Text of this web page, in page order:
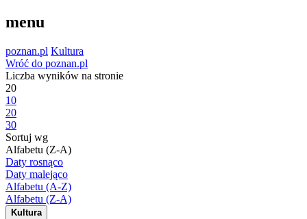
menu
poznan.pl Kultura
Wróć do poznan.pl
Liczba wyników na stronie
20
10
20
30
Sortuj wg
Alfabetu (Z-A)
Daty rosnąco
Daty malejąco
Alfabetu (A-Z)
Alfabetu (Z-A)
Kultura